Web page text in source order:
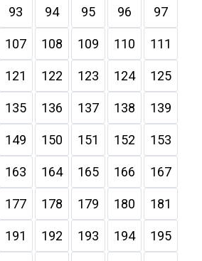
93 94 95 96 97
107 108 109 110 111
121 122 123 124 125
135 136 137 138 139
149 150 151 152 153
163 164 165 166 167
177 178 179 180 181
191 192 193 194 195